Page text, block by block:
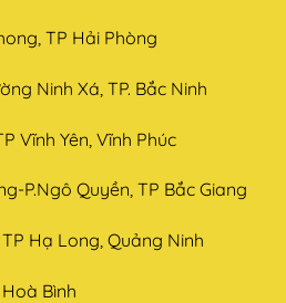
TP Hải Phòng
Ninh Xá, TP. Bắc Ninh
Vĩnh Yên, Vĩnh Phúc
P.Ngô Quyền, TP Bắc Giang
Hạ Long, Quảng Ninh
Hoà Bình